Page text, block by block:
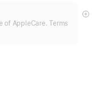
of AppleCare. Terms